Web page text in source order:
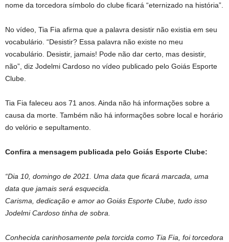
nome da torcedora símbolo do clube ficará “eternizado na história”.
No vídeo, Tia Fia afirma que a palavra desistir não existia em seu
vocabulário. “Desistir? Essa palavra não existe no meu
vocabulário. Desistir, jamais! Pode não dar certo, mas desistir,
não”, diz Jodelmi Cardoso no vídeo publicado pelo Goiás Esporte
Clube.
Tia Fia faleceu aos 71 anos. Ainda não há informações sobre a
causa da morte. Também não há informações sobre local e horário
do velório e sepultamento.
Confira a mensagem publicada pelo Goiás Esporte Clube:
“Dia 10, domingo de 2021. Uma data que ficará marcada, uma
data que jamais será esquecida.
Carisma, dedicação e amor ao Goiás Esporte Clube, tudo isso
Jodelmi Cardoso tinha de sobra.
Conhecida carinhosamente pela torcida como Tia Fia, foi torcedora